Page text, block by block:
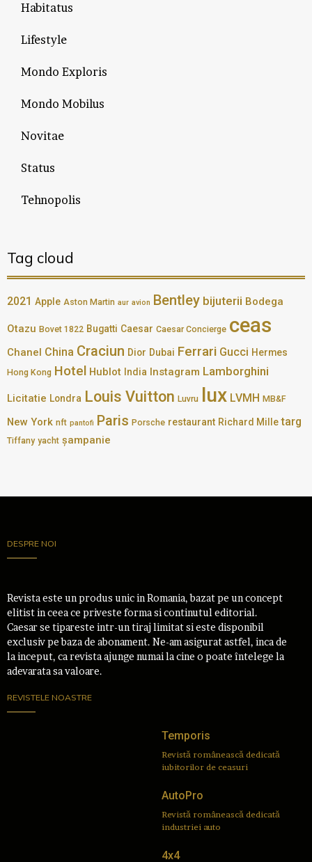
Habitatus
Lifestyle
Mondo Exploris
Mondo Mobilus
Novitae
Status
Tehnopolis
Tag cloud
2021 Apple Aston Martin aur avion Bentley bijuterii Bodega
Otazu Bovet 1822 Bugatti Caesar Caesar Concierge ceas
Chanel China Craciun Dior Dubai Ferrari Gucci Hermes
Hong Kong Hotel Hublot India Instagram Lamborghini
Licitatie Londra Louis Vuitton Luvru lux LVMH MB&F
New York nft pantofi Paris Porsche restaurant Richard Mille targ
Tiffany yacht șampanie
DESPRE NOI
Revista este un produs unic in Romania, bazat pe un concept
elitist in ceea ce priveste forma si continutul editorial.
Caesar se tipareste intr-un tiraj limitat si este disponibil
exclusiv pe baza de abonament. Ne-am asigurat astfel, inca de
la inceput, ca revista ajunge numai la cine o poate întelege la
adevarata sa valoare.
REVISTELE NOASTRE
Temporis
Revistă românească dedicată
iubitorilor de ceasuri
AutoPro
Revistă românească dedicată
industriei auto
4x4